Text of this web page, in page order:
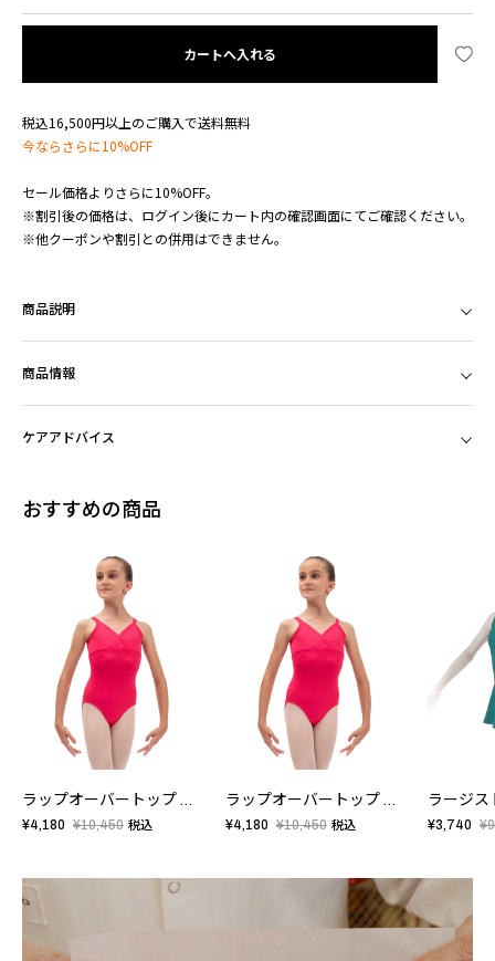
カートへ入れる
税込16,500円以上のご購入で送料無料
今ならさらに10%OFF
セール価格よりさらに10%OFF。
※割引後の価格は、ログイン後にカート内の確認画面にてご確認ください。
※他クーポンや割引との併用はできません。
商品説明
商品情報
ケアアドバイス
おすすめの商品
ラップオーバートップ レオタード - キッズ
¥4,180 ¥10,450 税込
ラップオーバートップ レオタード - キッズ
¥4,180 ¥10,450 税込 ¥3,740